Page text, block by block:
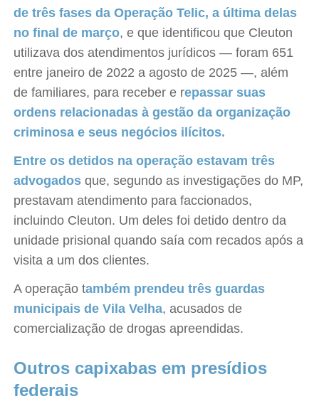
de três fases da Operação Telic, a última delas
no final de março, e que identificou que Cleuton
utilizava dos atendimentos jurídicos — foram 651
entre janeiro de 2022 a agosto de 2025 —, além
de familiares, para receber e repassar suas
ordens relacionadas à gestão da organização
criminosa e seus negócios ilícitos.
Entre os detidos na operação estavam três
advogadosque, segundo as investigações do MP,
prestavam atendimento para faccionados,
incluindo Cleuton. Um deles foi detido dentro da
unidade prisional quando saía com recados após a
visita a um dos clientes.
A operação também prendeu três guardas
municipais de Vila Velha, acusados de
comercialização de drogas apreendidas.
Outros capixabas em presídios
federais